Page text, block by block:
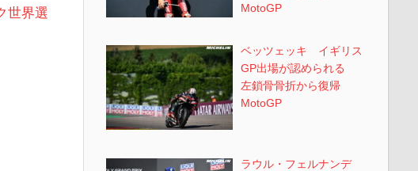
世界選
MotoGP
ベッツェッキ イギリス
GP出場が認められる
左鎖骨骨折から復帰
MotoGP
ラウル・フェルナンデ